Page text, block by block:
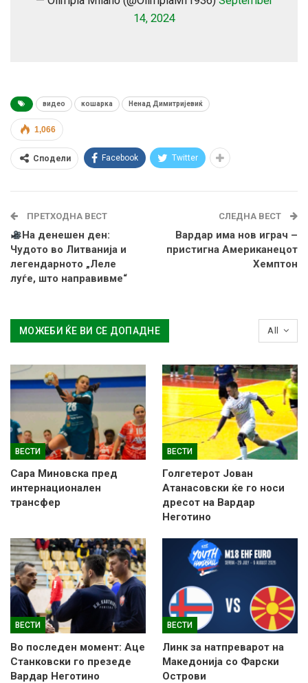
14, 2024
видео кошарка Ненад Димитријевиќ
1,066
Сподели Facebook Twitter
ПРЕТХОДНА ВЕСТ
На денешен ден:
Чудото во Литванија и
легендарното „Леле
луѓе, што направивме“
СЛЕДНА ВЕСТ
Вардар има нов играч –
пристигна Американецот
Хемптон
All
МОЖЕБИ ЌЕ ВИ СЕ ДОПАДНЕ
ВЕСТИ
Сара Миновска пред
интернационален
трансфер
ВЕСТИ
Голгетерот Јован
Атанасовски ќе го носи
дресот на Вардар
Неготино
ВЕСТИ
Во последен момент: Аце
Станковски го презеде
Вардар Неготино
ВЕСТИ
Линк за натпреварот на
Македонија со Фарски
Острови